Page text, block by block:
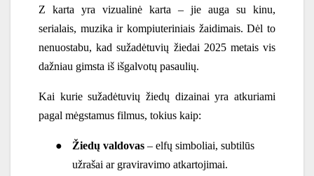
Z karta yra vizualinė karta – jie auga su kinu,
serialais, muzika ir kompiuteriniais žaidimais. Dėl to
nenuostabu, kad sužadėtuvių žiedai 2025 metais vis
dažniau gimsta iš išgalvotų pasaulių.
Kai kurie sužadėtuvių žiedų dizainai yra atkuriami
pagal mėgstamus filmus, tokius kaip:
● Žiedų valdovas – elfų simboliai, subtilūs
užrašai ar graviravimo atkartojimai.